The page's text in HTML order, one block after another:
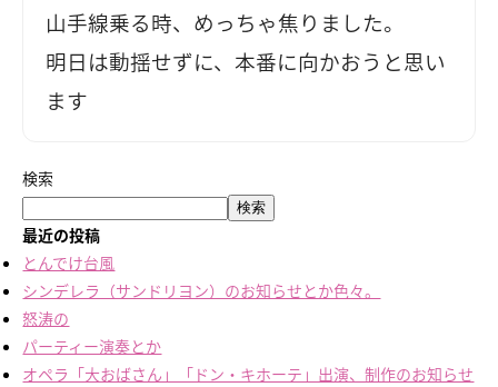
山手線乗る時、めっちゃ焦りました。
明日は動揺せずに、本番に向かおうと思い
ます
検索
検索
最近の投稿
とんでけ台風
シンデレラ（サンドリヨン）のお知らせとか色々。
怒涛の
パーティー演奏とか
オペラ「大おばさん」「ドン・キホーテ」出演、制作のお知らせ